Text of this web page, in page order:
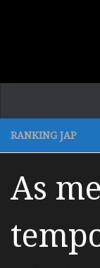
RANKING JAP
As